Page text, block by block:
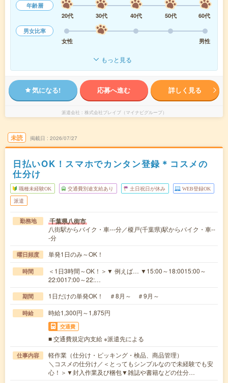
年齢層
20代
30代 40代 50代
60代
男女比率
女性
男性
もっと見る
気になる! 応募へ進む 詳しく見る
派遣会社 株式会社ブレイブ（マイナビグループ）
未読 掲載日 2026/07/27
日払いOK！スマホでカンタン登録＊コスメの
仕分け
職種未経験OK 交通費別途支給あり 土日祝日が休み WEB登録OK
派遣
勤務地 千葉県八街市
八街駅からバイク・車---分／榎戸(千葉県)駅からバイク・車--
-分
曜日頻度 単発1日のみ～OK！
時間
＜1日3時間～OK！＞▼ 例えば… ▼15:00～18:0015:00～
22:0017:00～22:…
期間 1日だけの単発OK！ ＃8月～ ＃9月～
時給 時給1,300円～1,875円
交通費
■ 交通費規定内支給 ※派遣先による
仕事内容
軽作業（仕分け・ピッキング・検品、商品管理）
＼コスメの仕分け／＜とってもシンプルなので未経験でも安
心！＞▼封入作業及び梱包▼雑誌や書籍などの仕分…